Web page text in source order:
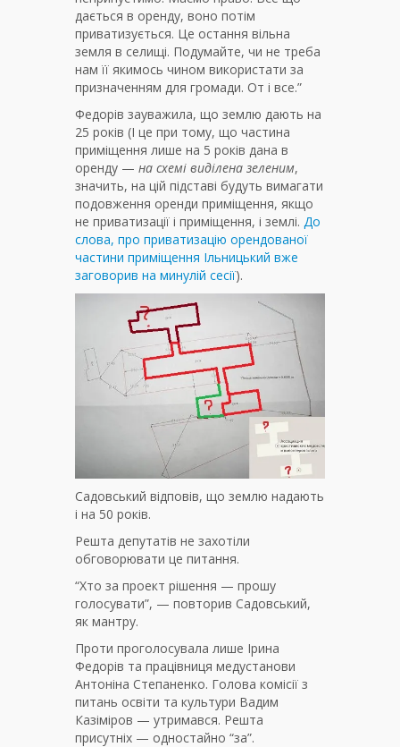
дається в оренду, воно потім
приватизується. Це остання вільна
земля в селищі. Подумайте, чи не треба
нам її якимось чином використати за
призначенням для громади. От і все.”
Федорів зауважила, що землю дають на
25 років (І це при тому, що частина
приміщення лише на 5 років дана в
оренду — на схемі виділена зеленим,
значить, на цій підставі будуть вимагати
подовження оренди приміщення, якщо
не приватизації і приміщення, і землі. До
слова, про приватизацію орендованої
частини приміщення Ільницький вже
заговорив на минулій сесії).
Садовський відповів, що землю надають
і на 50 років.
Решта депутатів не захотіли
обговорювати це питання.
“Хто за проект рішення — прошу
голосувати”, — повторив Садовський,
як мантру.
Проти проголосувала лише Ірина
Федорів та працівниця медустанови
Антоніна Степаненко. Голова комісії з
питань освіти та культури Вадим
Казіміров — утримався. Решта
присутніх — одностайно “за”.